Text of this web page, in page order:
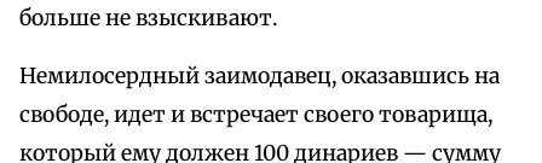
больше не взыскивают.
Немилосердный заимодавец, оказавшись на
свободе, идет и встречает своего товарища,
который ему должен 100 динариев — сумму